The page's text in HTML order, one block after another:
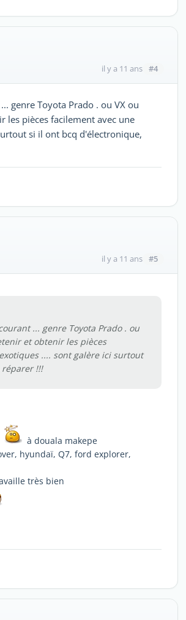
il y a 11 ans #4
genre Toyota Prado . ou VX ou
les pièces facilement avec une
si il ont bcq d'électronique,
il y a 11 ans #5
... genre Toyota Prado . ou
et obtenir les pièces
.... sont galère ici surtout
!!!
à douala makepe
hyundaï, Q7, ford explorer,
très bien